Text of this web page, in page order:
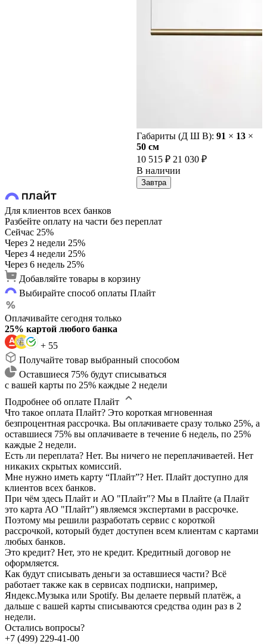
Габариты (Д Ш В): 91 × 13 ×
50 cм
10 515 ₽ 21 030 ₽
В наличии
Завтра
Для клиентов всех банков
Разбейте оплату на части без переплат
Сейчас 25%
Через 2 недели 25%
Через 4 недели 25%
Через 6 недель 25%
Добавляйте товары в корзину
Выбирайте способ оплаты Плайт
Оплачивайте сегодня только
25% картой любого банка
+ 55
Получайте товар выбранный способом
Оставшиеся 75% будут списываться
с вашей карты по 25% каждые 2 недели
Подробнее об оплате Плайт
Что такое оплата Плайт? Это короткая мгновенная
безпроцентная рассрочка. Вы оплачиваете сразу только 25%, а
оставшиеся 75% вы оплачиваете в течение 6 недель, по 25%
каждые 2 недели.
Есть ли переплата? Нет. Вы ничего не переплачиваетей. Нет
никаких скрытых комиссий.
Мне нужно иметь карту “Плайт”? Нет. Плайт доступно для
клиентов всех банков.
При чём здесь Плайт и АО "Плайт"? Мы в Плайте (а Плайт
это карта АО "Плайт") являемся экспертами в рассрочке.
Поэтому мы решили разработать сервис с короткой
рассрочкой, который будет доступен всем клиентам с картами
любых банков.
Это кредит? Нет, это не кредит. Кредитный договор не
оформляется.
Как будут списывать деньги за оставшиеся части? Всё
работает также как в сервисах подписки, например,
Яндекс.Музыка или Spotify. Вы делаете первый платёж, а
дальше с вашей карты списываются средства один раз в 2
недели.
Остались вопросы?
+7 (499) 229-41-00